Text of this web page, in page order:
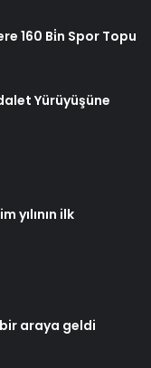
160 Bi̇n Spor Topu
Yürüyüşüne
yılının ilk
araya geldi